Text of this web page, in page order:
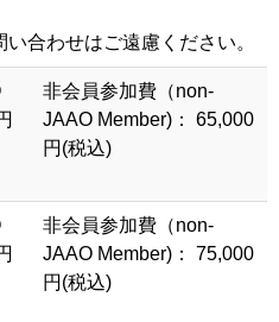
い合わせはご遠慮ください。
非会員参加費（non-
JAAO Member)： 65,000
円(税込)
非会員参加費（non-
JAAO Member)： 75,000
円(税込)